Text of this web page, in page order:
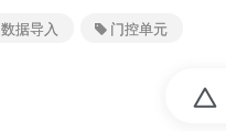
数据导入 门控单元